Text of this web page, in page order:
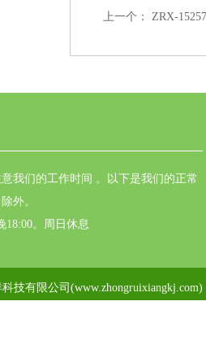
上一个： ZRX-
我们的工作时间 。以下是我们的正常
外。
18:00。周日休息
技有限公司